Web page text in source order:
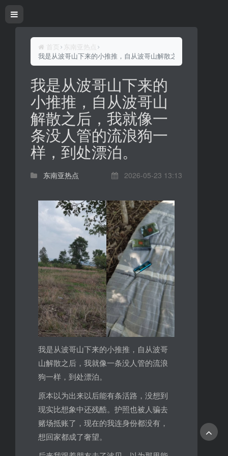
首页
东南亚热点
我是从波哥山下来的小推推，自从波哥山解散之后，我就像一条
我是从波哥山下来的
小推推，自从波哥山
解散之后，我就像一
条没人管的流浪狗一
样，到处漂泊。
东南亚热点 2026-05-23 13:13
我是从波哥山下来的小推推，自从波哥
山解散之后，我就像一条没人管的流浪
狗一样，到处漂泊。
原本以为出来以后能有条活路，没想到
现实比想象中还残酷。护照也被人骗去
赌场抵账了，现在的我连身份都没有，
想回家都成了奢望。